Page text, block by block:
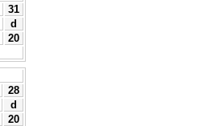
31
d
20
28
d
20